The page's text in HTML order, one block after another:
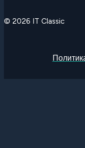
© 2026 IT Classic